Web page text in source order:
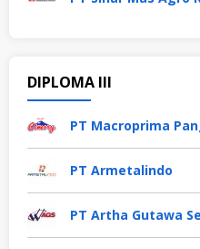
DIPLOMA III
PT Macroprima
PT Armetalindo
PT Artha Gutawa